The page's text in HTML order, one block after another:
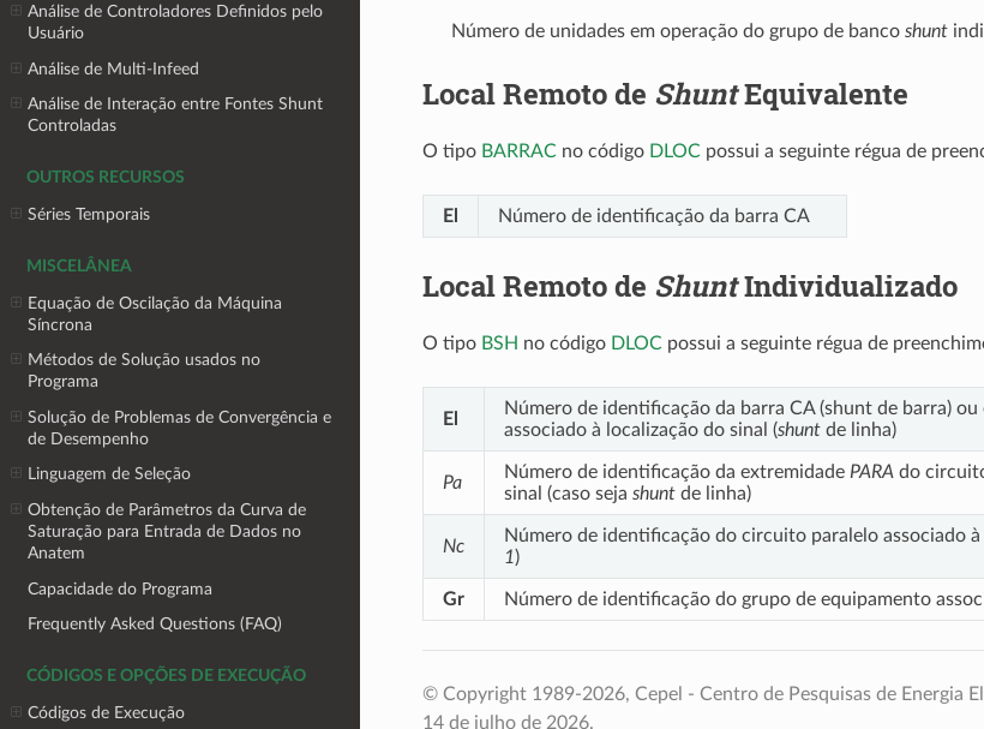
Análise de Controladores Definidos pelo
Usuário
Análise de Multi-Infeed
Análise de Interação entre Fontes Shunt
Controladas
OUTROS RECURSOS
Séries Temporais
MISCELÂNEA
Equação de Oscilação da Máquina
Síncrona
Métodos de Solução usados no
Programa
Solução de Problemas de Convergência e
de Desempenho
Linguagem de Seleção
Obtenção de Parâmetros da Curva de
Saturação para Entrada de Dados no
Anatem
Capacidade do Programa
Frequently Asked Questions (FAQ)
CÓDIGOS E OPÇÕES DE EXECUÇÃO
Códigos de Execução
Número de unidades em operação do grupo de banco shunt
Local Remoto de ShuntEquivalente
O tipo BARRACno código DLOCpossui a seguinte régua de
El Número de identificação da barra CA
Local Remoto de ShuntIndividualizado
O tipo BSH no código DLOCpossui a seguinte régua de
El
Número de identificação da barra CA (shunt de barra)
associado à localização do sinal (shuntde linha)
Pa
Número de identificação da extremidade PARA do
sinal (caso seja shuntde linha)
Nc
Número de identificação do circuito paralelo associado à
1)
Gr Número de identificação do grupo de equipamento
© Copyright 1989-2026, Cepel - Centro de Pesquisas de Energia
14 de julho de 2026.